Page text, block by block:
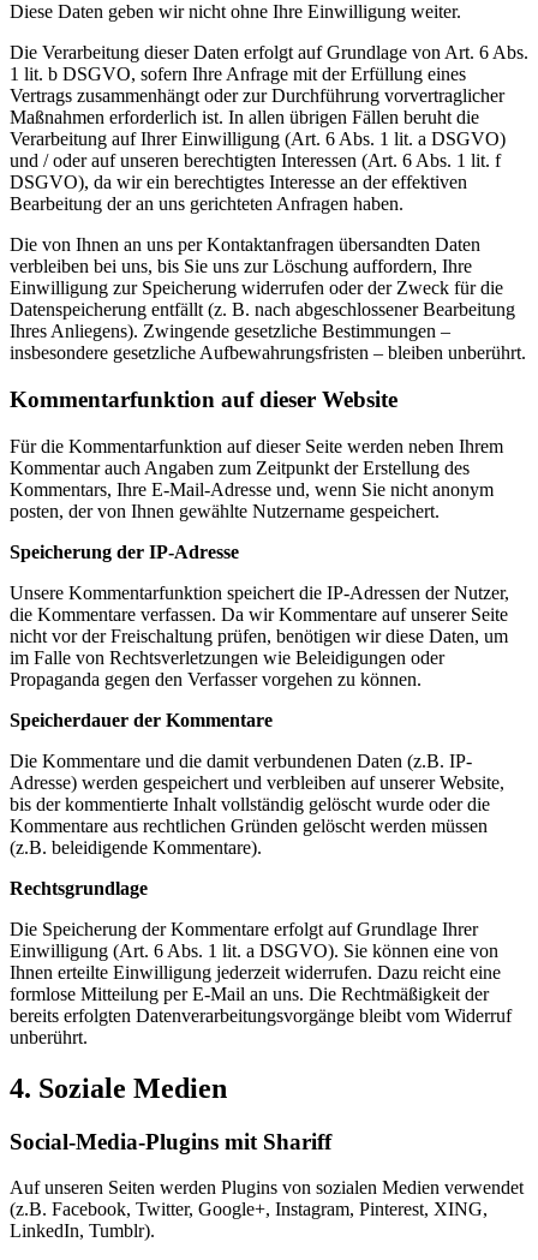
Diese Daten geben wir nicht ohne Ihre Einwilligung weiter.
Die Verarbeitung dieser Daten erfolgt auf Grundlage von Art. 6 Abs.
1 lit. b DSGVO, sofern Ihre Anfrage mit der Erfüllung eines
Vertrags zusammenhängt oder zur Durchführung vorvertraglicher
Maßnahmen erforderlich ist. In allen übrigen Fällen beruht die
Verarbeitung auf Ihrer Einwilligung (Art. 6 Abs. 1 lit. a DSGVO)
und / oder auf unseren berechtigten Interessen (Art. 6 Abs. 1 lit. f
DSGVO), da wir ein berechtigtes Interesse an der effektiven
Bearbeitung der an uns gerichteten Anfragen haben.
Die von Ihnen an uns per Kontaktanfragen übersandten Daten
verbleiben bei uns, bis Sie uns zur Löschung auffordern, Ihre
Einwilligung zur Speicherung widerrufen oder der Zweck für die
Datenspeicherung entfällt (z. B. nach abgeschlossener Bearbeitung
Ihres Anliegens). Zwingende gesetzliche Bestimmungen –
insbesondere gesetzliche Aufbewahrungsfristen – bleiben unberührt.
Kommentarfunktion auf dieser Website
Für die Kommentarfunktion auf dieser Seite werden neben Ihrem
Kommentar auch Angaben zum Zeitpunkt der Erstellung des
Kommentars, Ihre E-Mail-Adresse und, wenn Sie nicht anonym
posten, der von Ihnen gewählte Nutzername gespeichert.
Speicherung der IP-Adresse
Unsere Kommentarfunktion speichert die IP-Adressen der Nutzer,
die Kommentare verfassen. Da wir Kommentare auf unserer Seite
nicht vor der Freischaltung prüfen, benötigen wir diese Daten, um
im Falle von Rechtsverletzungen wie Beleidigungen oder
Propaganda gegen den Verfasser vorgehen zu können.
Speicherdauer der Kommentare
Die Kommentare und die damit verbundenen Daten (z.B. IP-
Adresse) werden gespeichert und verbleiben auf unserer Website,
bis der kommentierte Inhalt vollständig gelöscht wurde oder die
Kommentare aus rechtlichen Gründen gelöscht werden müssen
(z.B. beleidigende Kommentare).
Rechtsgrundlage
Die Speicherung der Kommentare erfolgt auf Grundlage Ihrer
Einwilligung (Art. 6 Abs. 1 lit. a DSGVO). Sie können eine von
Ihnen erteilte Einwilligung jederzeit widerrufen. Dazu reicht eine
formlose Mitteilung per E-Mail an uns. Die Rechtmäßigkeit der
bereits erfolgten Datenverarbeitungsvorgänge bleibt vom Widerruf
unberührt.
4. Soziale Medien
Social-Media-Plugins mit Shariff
Auf unseren Seiten werden Plugins von sozialen Medien verwendet
(z.B. Facebook, Twitter, Google+, Instagram, Pinterest, XING,
LinkedIn, Tumblr).